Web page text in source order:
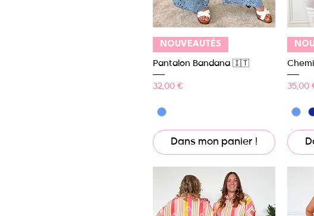
Aperçu rapide
NOUVEAUTÉS
Pantalon Bandana 🇮🇹
Prix
32,00 €
Dans mon panier !
Prix
35,00